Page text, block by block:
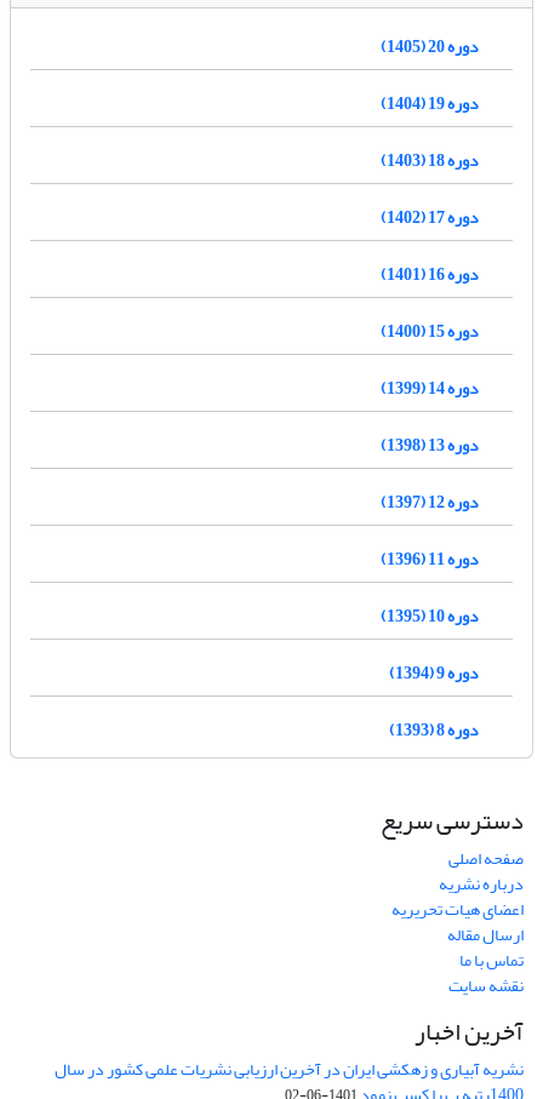
دوره 20 (1405)
دوره 19 (1404)
دوره 18 (1403)
دوره 17 (1402)
دوره 16 (1401)
دوره 15 (1400)
دوره 14 (1399)
دوره 13 (1398)
دوره 12 (1397)
دوره 11 (1396)
دوره 10 (1395)
دوره 9 (1394)
دوره 8 (1393)
دسترسی سریع
صفحه اصلی
درباره نشریه
اعضای هیات تحریریه
ارسال مقاله
تماس با ما
نقشه سایت
آخرین اخبار
نشریه آبیاری و زهکشی ایران در آخرین ارزیابی نشریات علمی کشور در سال